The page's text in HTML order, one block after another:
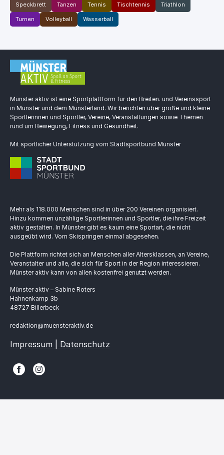
Speckbrett Tanzen Tennis Tischtennis Triathlon
Turnen Volleyball Wasserball
Münster aktiv ist eine Sportplattform für den Breiten. und Vereinssport
in Münster und dem Münsterland. Wir berichten über große und kleine
Sportlerinnen und Sportler, Vereine, Veranstaltungen sowie Themen
rund um Bewegung, Fitness und Gesundheit.
Mit sportlicher Unterstützung vom Stadtsportbund Münster
Mehr als 118.000 Menschen sind in über 200 Vereinen organisiert.
Hinzu kommen unzählige Sportlerinnen und Sportler, die ihre Freizeit
aktiv gestalten. In Münster gibt es kaum eine Sportart, die nicht
ausgeübt wird. Vom Skispringen einmal abgesehen.
Die Plattform richtet sich an Menschen aller Altersklassen, an Vereine,
Veranstalter und alle, die sich für Sport in der Region interessieren.
Münster aktiv kann von allen kostenfrei genutzt werden.
Münster aktiv – Sabine Roters
Hahnenkamp 3b
48727 Billerbeck
redaktion@muensteraktiv.de
Impressum | Datenschutz